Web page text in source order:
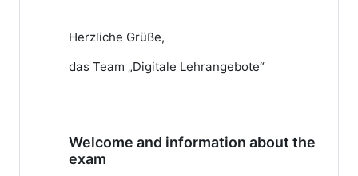
Herzliche Grüße,
das Team „Digitale Lehrangebote“
Welcome and information about the
exam